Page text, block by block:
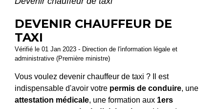
DEVENIR CHAUFFEUR DE
TAXI
Vérifié le 01 Jan 2023 - Direction de l'information légale et
administrative (Première ministre)
Vous voulez devenir chauffeur de taxi ? Il est
indispensable d'avoir votre permis de conduire, une
attestation médicale, une formation aux 1ers